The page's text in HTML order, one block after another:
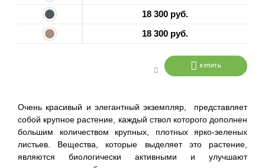
18 300 руб.
18 300 руб.
КУПИТЬ
Очень красивый и элегантный экземпляр, представляет
собой крупное растение, каждый ствол которого дополнен
большим количеством крупных, плотных ярко-зеленых
листьев. Вещества, которые выделяет это растение,
являются биологически активными и улучшают